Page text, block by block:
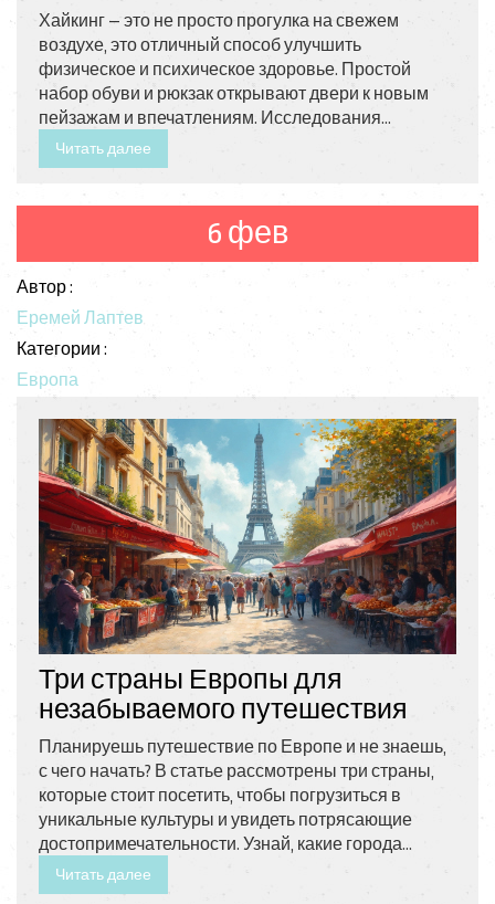
Хайкинг — это не просто прогулка на свежем
воздухе, это отличный способ улучшить
физическое и психическое здоровье. Простой
набор обуви и рюкзак открывают двери к новым
пейзажам и впечатлениям. Исследования
показывают, что регулярный хайкинг помогает
улучшить выносливость, укрепить сердце и даже
доступен практически всем — от новичков до
Читать далее
6 фев
Автор :
Еремей Лаптев
Категории :
Европа
Три страны Европы для
незабываемого путешествия
Планируешь путешествие по Европе и не знаешь,
с чего начать? В статье рассмотрены три страны,
которые стоит посетить, чтобы погрузиться в
уникальные культуры и увидеть потрясающие
достопримечательности. Узнай, какие города
предлагают самые необычные экскурсии и где
можно попробовать лучшие национальные блюда.
Читать далее